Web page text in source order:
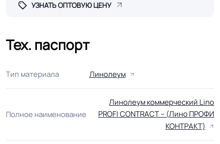
УЗНАТЬ ОПТОВУЮ ЦЕНУ
Тех. паспорт
Тип материала Линолеум
Полное наименование
Линолеум коммерческий Lino
PROFI CONTRACT – (Лино ПРОФИ
КОНТРАКТ)